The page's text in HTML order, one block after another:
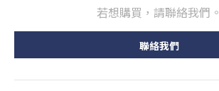
若想購買，請聯絡我們。
聯絡我們